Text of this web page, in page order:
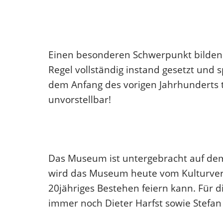
Einen besonderen Schwerpunkt
Regel vollständig instand gesetzt und
dem Anfang des vorigen
unvorstellbar!
Das Museum ist untergebracht auf
wird das Museum heute vom
20jähriges Bestehen feiern kann. Für
immer noch Dieter Harfst sowie